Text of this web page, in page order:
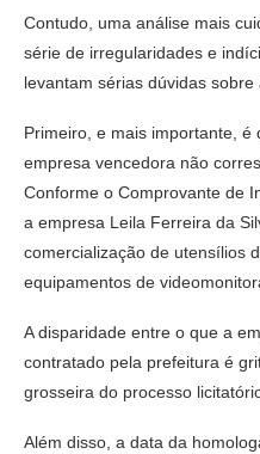
Contudo, uma análise mais
série de irregularidades e
levantam sérias dúvidas
Primeiro, e mais importante,
empresa vencedora não
Conforme o Comprovante de
a empresa Leila Ferreira da
comercialização de utensílios
equipamentos de
A disparidade entre o que a
contratado pela prefeitura é
grosseira do processo
Além disso, a data da